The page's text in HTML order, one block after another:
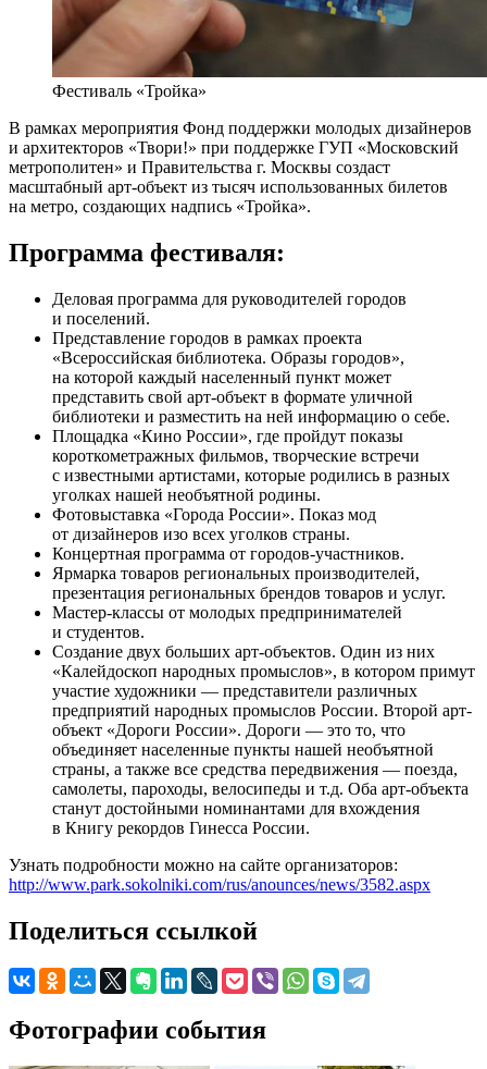
Фестиваль «Тройка»
В рамках мероприятия Фонд поддержки молодых дизайнеров
и архитекторов «Твори!» при поддержке ГУП «Московский
метрополитен» и Правительства г. Москвы создаст
масштабный арт-объект из тысяч использованных билетов
на метро, создающих надпись «Тройка».
Программа фестиваля:
Деловая программа для руководителей городов
и поселений.
Представление городов в рамках проекта
«Всероссийская библиотека. Образы городов»,
на которой каждый населенный пункт может
представить свой арт-объект в формате уличной
библиотеки и разместить на ней информацию о себе.
Площадка «Кино России», где пройдут показы
короткометражных фильмов, творческие встречи
с известными артистами, которые родились в разных
уголках нашей необъятной родины.
Фотовыставка «Города России». Показ мод
от дизайнеров изо всех уголков страны.
Концертная программа от городов-участников.
Ярмарка товаров региональных производителей,
презентация региональных брендов товаров и услуг.
Мастер-классы от молодых предпринимателей
и студентов.
Создание двух больших арт-объектов. Один из них
«Калейдоскоп народных промыслов», в котором примут
участие художники — представители различных
предприятий народных промыслов России. Второй арт-
объект «Дороги России». Дороги — это то, что
объединяет населенные пункты нашей необъятной
страны, а также все средства передвижения — поезда,
самолеты, пароходы, велосипеды и т.д. Оба арт-объекта
станут достойными номинантами для вхождения
в Книгу рекордов Гинесса России.
Узнать подробности можно на сайте организаторов:
http://www.park.sokolniki.com/rus/anounces/news/3582.aspx
Поделиться ссылкой
Фотографии события